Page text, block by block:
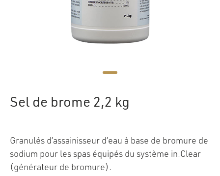
Sel de brome 2,2 kg
Granulés d’assainisseur d’eau à base de bromure de
sodium pour les spas équipés du système in.Clear
(générateur de bromure).